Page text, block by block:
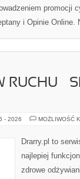
promocji
i Opinie
RUCHU –
- 2026 MOŻLIWOŚĆ
Drarry.pl to
najlepiej
zdrowe